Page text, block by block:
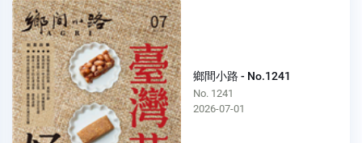
鄉間小路 - No.1241
No. 1241
2026-07-01